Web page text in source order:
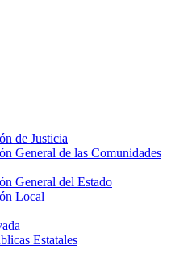
de Justicia
General de las Comunidades
General del Estado
Local
Estatales